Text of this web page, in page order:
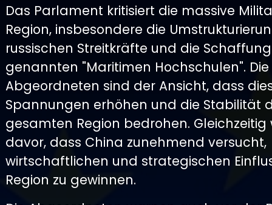
Das Parlament kritisiert die massive
Region, insbesondere die
russischen Streitkräfte und die
genannten "Maritimen Hochschulen". Die
Abgeordneten sind der Ansicht, dass
Spannungen erhöhen und die Stabilität
gesamten Region bedrohen. Gleichzeitig
davor, dass China zunehmend versucht,
wirtschaftlichen und strategischen
Region zu gewinnen.